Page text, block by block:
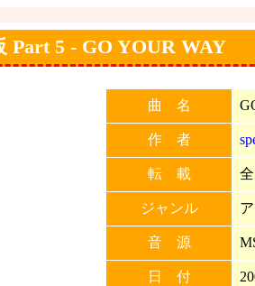
Part 5 - GO YOUR WAY
曲 名
作 者
転 載
ジャンル
音 源
日 付